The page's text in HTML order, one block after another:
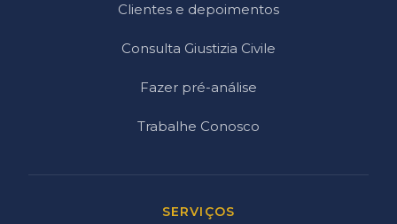
Clientes e depoimentos
Consulta Giustizia Civile
Fazer pré-análise
Trabalhe Conosco
SERVIÇOS